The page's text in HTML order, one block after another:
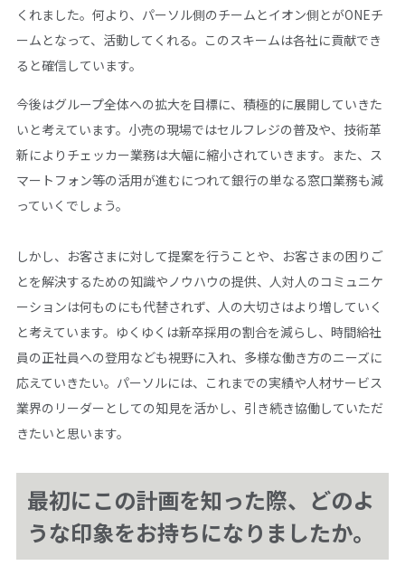
くれました。何より、パーソル側のチームとイオン側とがONEチ
ームとなって、活動してくれる。このスキームは各社に貢献でき
ると確信しています。
今後はグループ全体への拡大を目標に、積極的に展開していきた
いと考えています。小売の現場ではセルフレジの普及や、技術革
新によりチェッカー業務は大幅に縮小されていきます。また、ス
マートフォン等の活用が進むにつれて銀行の単なる窓口業務も減
っていくでしょう。
しかし、お客さまに対して提案を行うことや、お客さまの困りご
とを解決するための知識やノウハウの提供、人対人のコミュニケ
ーションは何ものにも代替されず、人の大切さはより増していく
と考えています。ゆくゆくは新卒採用の割合を減らし、時間給社
員の正社員への登用なども視野に入れ、多様な働き方のニーズに
応えていきたい。パーソルには、これまでの実績や人材サービス
業界のリーダーとしての知見を活かし、引き続き協働していただ
きたいと思います。
最初にこの計画を知った際、どのよ
うな印象をお持ちになりましたか。